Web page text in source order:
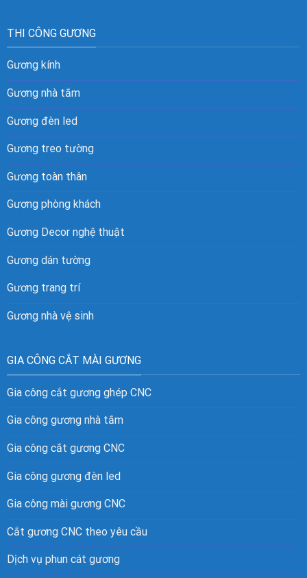
THI CÔNG GƯƠNG
Gương kính
Gương nhà tắm
Gương đèn led
Gương treo tường
Gương toàn thân
Gương phòng khách
Gương Decor nghệ thuật
Gương dán tường
Gương trang trí
Gương nhà vệ sinh
GIA CÔNG CẮT MÀI GƯƠNG
Gia công cắt gương ghép CNC
Gia công gương nhà tắm
Gia công cắt gương CNC
Gia công gương đèn led
Gia công mài gương CNC
Cắt gương CNC theo yêu cầu
Dịch vụ phun cát gương